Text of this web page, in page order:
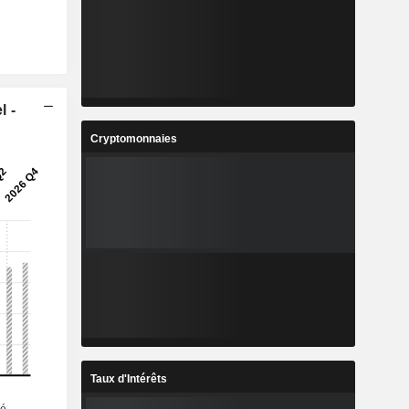
-
Cryptomonnaies
Taux d'Intérêts